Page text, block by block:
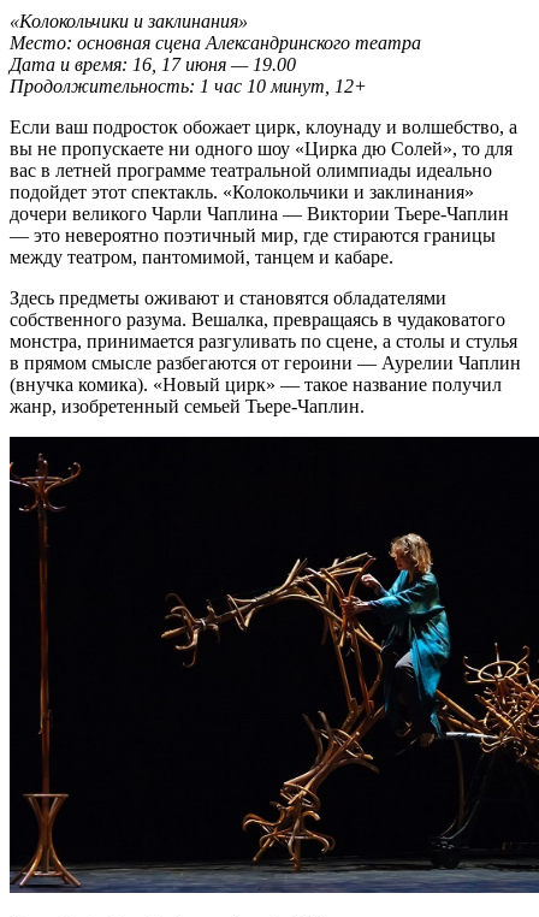
«Колокольчики и заклинания»
Место: основная сцена Александринского театра
Дата и время: 16, 17 июня — 19.00
Продолжительность: 1 час 10 минут, 12+
Если ваш подросток обожает цирк, клоунаду и волшебство, а
вы не пропускаете ни одного шоу «Цирка дю Солей», то для
вас в летней программе театральной олимпиады идеально
подойдет этот спектакль. «Колокольчики и заклинания»
дочери великого Чарли Чаплина — Виктории Тьере-Чаплин
— это невероятно поэтичный мир, где стираются границы
между театром, пантомимой, танцем и кабаре.
Здесь предметы оживают и становятся обладателями
собственного разума. Вешалка, превращаясь в чудаковатого
монстра, принимается разгуливать по сцене, а столы и стулья
в прямом смысле разбегаются от героини — Аурелии Чаплин
(внучка комика). «Новый цирк» — такое название получил
жанр, изобретенный семьей Тьере-Чаплин.